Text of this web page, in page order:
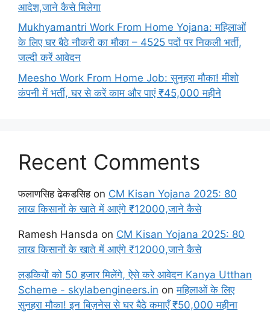
आदेश,जाने कैसे मिलेगा
Mukhyamantri Work From Home Yojana: महिलाओं
के लिए घर बैठे नौकरी का मौका – 4525 पदों पर निकली भर्ती,
जल्दी करें आवेदन
Meesho Work From Home Job: सुनहरा मौका! मीशो
कंपनी में भर्ती, घर से करें काम और पाएं ₹45,000 महीने
Recent Comments
फलाणसिह ढेकडसिहon CM Kisan Yojana 2025: 80
लाख किसानों के खाते में आएंगे ₹12000,जाने कैसे
Ramesh Hansda on CM Kisan Yojana 2025: 80
लाख किसानों के खाते में आएंगे ₹12000,जाने कैसे
लड़कियों को 50 हजार मिलेंगे, ऐसे करे आवेदन Kanya Utthan
Scheme - skylabengineers.in onमहिलाओं के लिए
सुनहरा मौका! इन बिज़नेस से घर बैठे कमाएँ ₹50,000 महीना